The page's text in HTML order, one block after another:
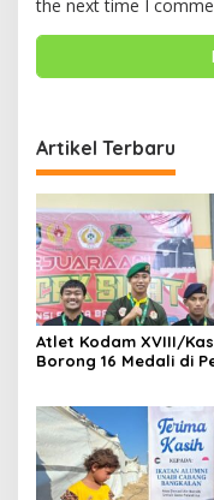
the next time I
Artikel Terbaru
Atlet Kodam XVIII/
Borong 16 Medali di